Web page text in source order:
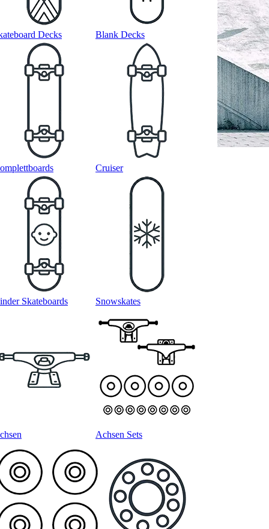
Decks Blank Decks
Cruiser
Skateboards Snowskates
Achsen Sets